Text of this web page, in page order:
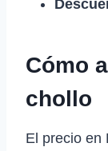
Cómo
chollo
El precio en